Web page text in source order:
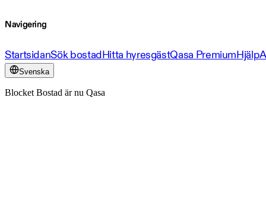
Navigering
StartsidanSök bostadHitta hyresgästQasa PremiumHjälp
Svenska
Blocket Bostad är nu Qasa